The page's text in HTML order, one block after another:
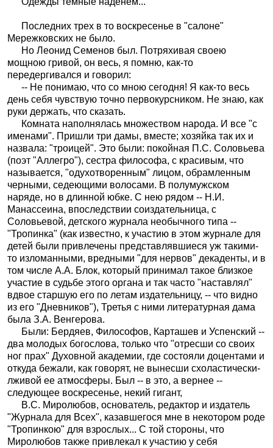
Последних трех в то воскресенье в "салоне"
Мережковских не было.
Но Леонид Семенов был. Потряхивая своею
мощною гривой, он весь, я помню, как-то
передергивался и говорил:
-- Не понимаю, что со мною сегодня! Я как-то весь
день себя чувствую точно первокурсником. Не знаю, как
руки держать, что сказать.
Комната наполнялась множеством народа. И все "с
именами". Пришли три дамы, вместе; хозяйка так их и
назвала: "троицей". Это были: покойная П.С. Соловьева
(поэт "Аллегро"), сестра философа, с красивым, что
называется, "одухотворенным" лицом, обрамленным
черными, седеющими волосами. В полумужском
наряде, но в длинной юбке. С нею рядом -- Н.И.
Манассеина, впоследствии соиздательница, с
Соловьевой, детского журнала необычного типа --
"Тропинка" (как известно, к участию в этом журнале для
детей были привлечены представлявшиеся уж такими-
то изломанными, вредными "для нервов" декаденты, и в
том числе А.А. Блок, который принимал такое близкое
участие в судьбе этого органа и так часто "наставлял"
вдвое старшую его по летам издательницу, -- что видно
из его "Дневников"), Третья с ними литературная дама
была З.А. Венгерова.
Были: Бердяев, Философов, Карташев и Успенский --
два молодых богослова, только что "отресши со своих
ног прах" Духовной академии, где состояли доцентами и
откуда бежали, как говорят, не вынесши схоластически-
лживой ее атмосферы. Был -- в это, а вернее --
следующее воскресенье, некий гигант,
В.С. Миролюбов, основатель, редактор и издатель
"Журнала для Всех", казавшегося мне в некотором роде
"Тропинкою" для взрослых... С той стороны, что
Миролюбов также привлекал к участию у себя